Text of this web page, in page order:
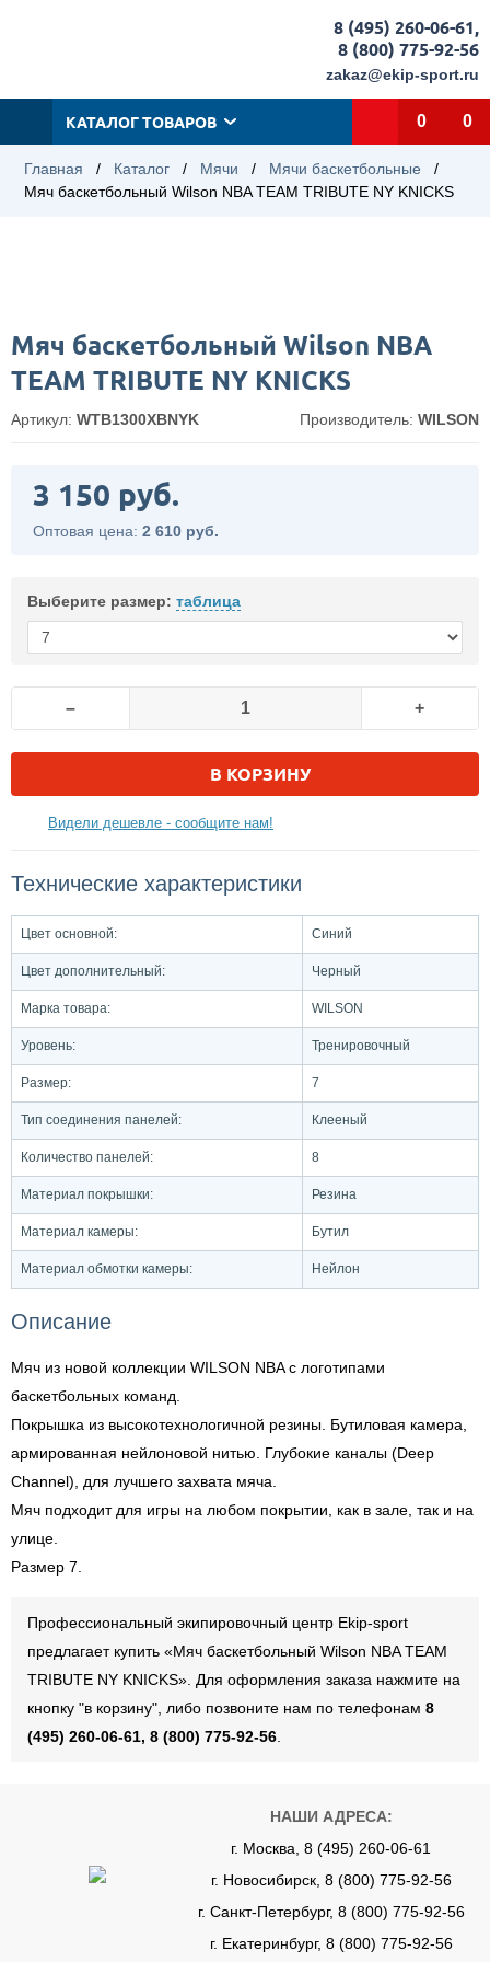
8 (495) 260-06-61,
8 (800) 775-92-56
zakaz@ekip-sport.ru
КАТАЛОГ ТОВАРОВ 0 0
Главная / Каталог / Мячи / Мячи баскетбольные
/
Мяч баскетбольный Wilson NBA TEAM TRIBUTE NY KNICKS
Мяч баскетбольный Wilson NBA
TEAM TRIBUTE NY KNICKS
Артикул: WTB1300XBNYK Производитель: WILSON
3 150 руб.
Оптовая цена: 2 610 руб.
Выберите размер: таблица
– +
В КОРЗИНУ
Видели дешевле - сообщите нам!
Технические характеристики
Цвет основной: Синий
Цвет дополнительный: Черный
Марка товара: WILSON
Уровень: Тренировочный
Размер: 7
Тип соединения панелей: Клееный
Количество панелей: 8
Материал покрышки: Резина
Материал камеры: Бутил
Материал обмотки камеры: Нейлон
Описание
Мяч из новой коллекции WILSON NBA с логотипами
баскетбольных команд.
Покрышка из высокотехнологичной резины. Бутиловая камера,
армированная нейлоновой нитью. Глубокие каналы (Deep
Channel), для лучшего захвата мяча.
Мяч подходит для игры на любом покрытии, как в зале, так и на
улице.
Размер 7.
Профессиональный экипировочный центр Ekip-sport
предлагает купить «Мяч баскетбольный Wilson NBA TEAM
TRIBUTE NY KNICKS». Для оформления заказа нажмите на
кнопку "в корзину", либо позвоните нам по телефонам 8
(495) 260-06-61, 8 (800) 775-92-56
НАШИ АДРЕСА:
г. Москва, 8 (495) 260-06-61
г. Новосибирск, 8 (800) 775-92-56
г. Санкт-Петербург, 8 (800) 775-92-56
г. Екатеринбург, 8 (800) 775-92-56